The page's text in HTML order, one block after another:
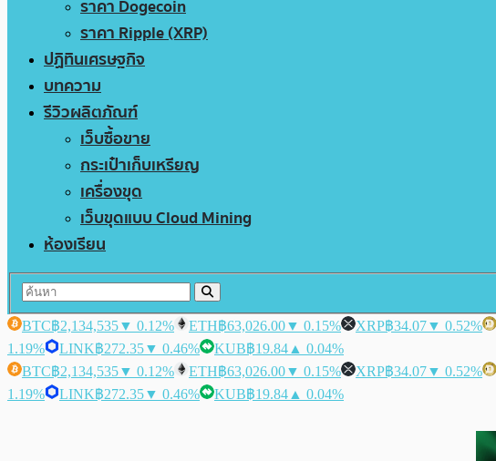
ราคา Dogecoin
ราคา Ripple (XRP)
ปฏิทินเศรษฐกิจ
บทความ
รีวิวผลิตภัณฑ์
เว็บซื้อขาย
กระเป๋าเก็บเหรียญ
เครื่องขุด
เว็บขุดแบบ Cloud Mining
ห้องเรียน
BTC฿2,134,535▼ 0.12% ETH฿63,026.00▼ 0.15% XRP฿34.07▼ 0.52%
1.19%
LINK฿272.35▼ 0.46% KUB฿19.84 ▲ 0.04%
BTC฿2,134,535▼ 0.12% ETH฿63,026.00▼ 0.15% XRP฿34.07▼ 0.52%
1.19%
LINK฿272.35▼ 0.46% KUB฿19.84 ▲ 0.04%